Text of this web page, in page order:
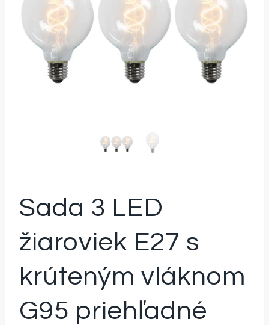
Sada 3 LED
žiaroviek E27 s
krúteným vláknom
G95 priehľadné